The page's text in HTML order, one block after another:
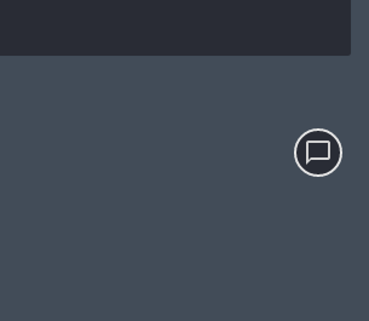
chat_bubble_outline